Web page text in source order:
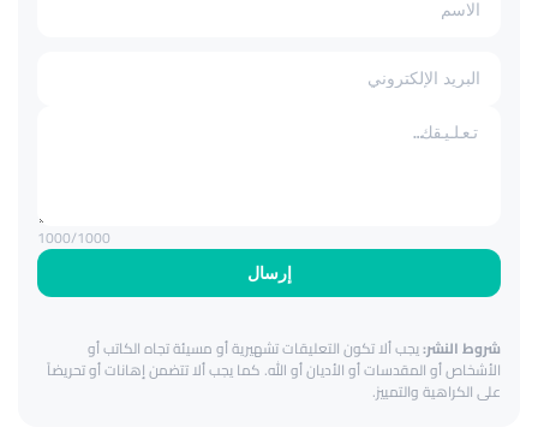
إرسال
1000/1000
شروط النشر:يجب ألا تكون التعليقات تشهيرية أو مسيئة تجاه الكاتب أو
الأشخاص أو المقدسات أو الأديان أو الله. كما يجب ألا تتضمن إهانات أو تحريضاً
على الكراهية والتمييز.